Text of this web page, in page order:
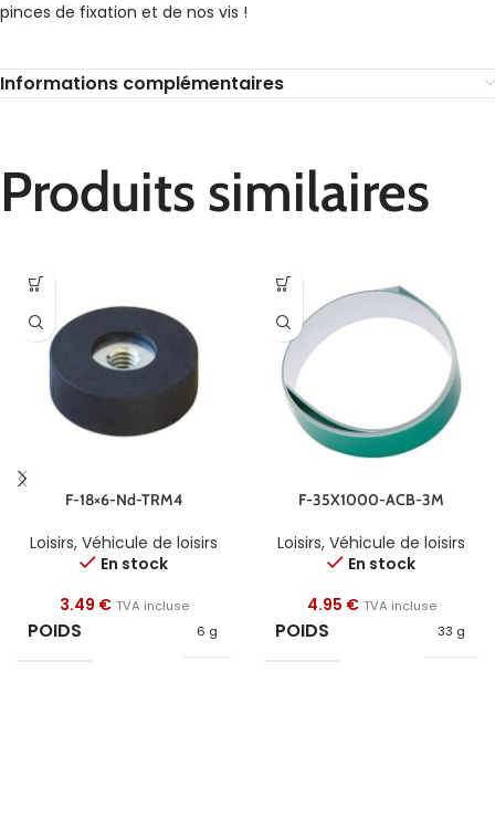
pinces de fixation et de nos vis !
Informations complémentaires
Produits similaires
F-18×6-Nd-TRM4
Loisirs, Véhicule de loisirs
En stock
3.49 € TVA incluse
POIDS 6 g
F-35X1000-ACB-3M
Loisirs, Véhicule de loisirs
En stock
4.95 € TVA incluse
POIDS 33 g